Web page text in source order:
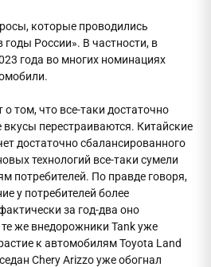
которые проводились
России». В частности, в
года во многих номинациях
о том, что все-таки достаточно
вкусы перестраиваются. Китайские
достаточно сбалансированного
технологий все-таки сумели
потребителей. По правде говоря,
у потребителей более
за год-два оно
же внедорожники Tank уже
к автомобилям Toyota Land
Chery Arizzo уже обогнал